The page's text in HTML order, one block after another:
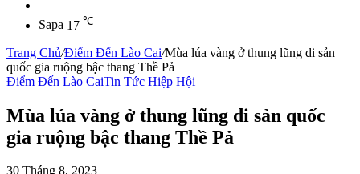
Sapa 17 ℃
Trang Chủ/Điểm Đến Lào Cai/Mùa lúa vàng ở thung lũng di sản
quốc gia ruộng bậc thang Thề Pả
Điểm Đến Lào CaiTin Tức Hiệp Hội
Mùa lúa vàng ở thung lũng di sản quốc
gia ruộng bậc thang Thề Pả
30 Tháng 8, 2023